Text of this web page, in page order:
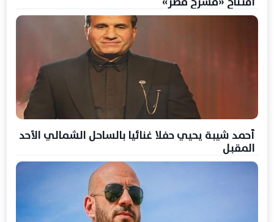
أحمد شيبة يحيي حفلا غنائيا بالساحل الشمالي الأحد
المقبل